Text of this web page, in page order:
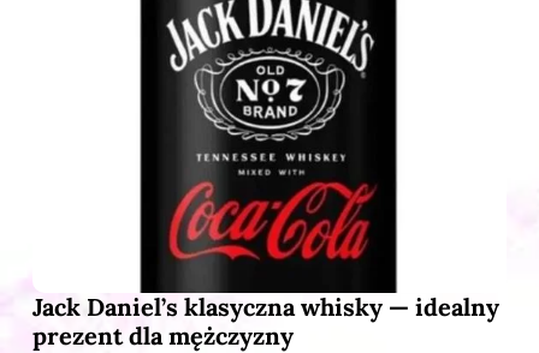
Jack Daniel’s klasyczna whisky — idealny
prezent dla mężczyzny